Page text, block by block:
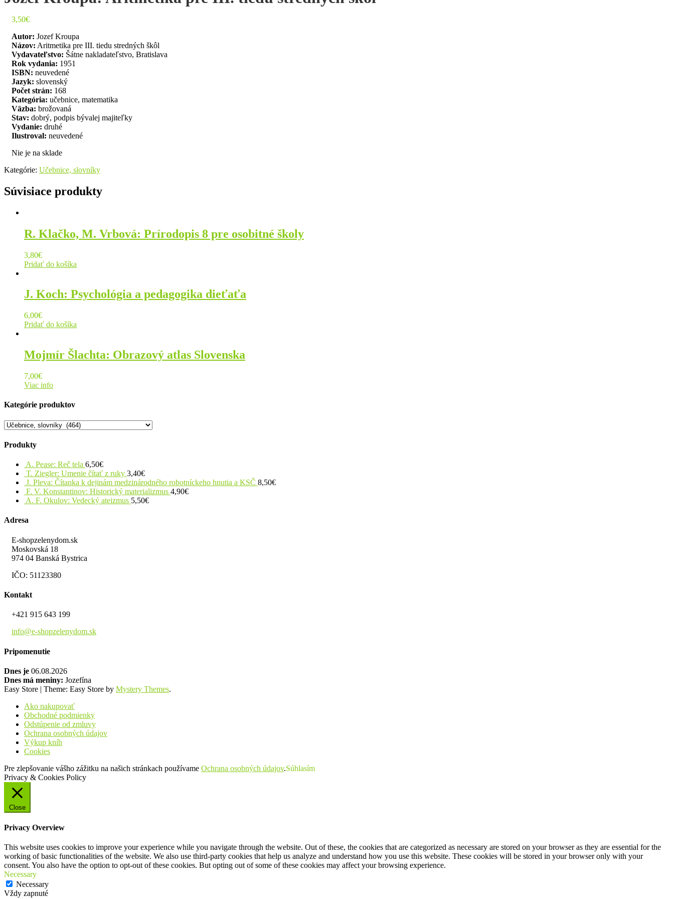
3,50€
Autor: Jozef Kroupa
Názov: Aritmetika pre III. tiedu stredných škôl
Vydavateľstvo: Šátne nakladateľstvo, Bratislava
Rok vydania: 1951
ISBN: neuvedené
Jazyk: slovenský
Počet strán: 168
Kategória: učebnice, matematika
Väzba: brožovaná
Stav: dobrý, podpis bývalej majiteľky
Vydanie: druhé
Ilustroval: neuvedené
Nie je na sklade
Kategórie: Učebnice, slovníky
Súvisiace produkty
R. Klačko, M. Vrbová: Prírodopis 8 pre osobitné školy
3,80€
Pridať do košíka
J. Koch: Psychológia a pedagogika dieťaťa
6,00€
Pridať do košíka
Mojmír Šlachta: Obrazový atlas Slovenska
7,00€
Viac info
Kategórie produktov
Produkty
A. Pease: Reč tela 6,50€
T. Ziegler: Umenie čítať z ruky 3,40€
J. Pleva: Čítanka k dejinám medzinárodného robotníckeho hnutia a KSČ 8,50€
F. V. Konstantinov: Historický materializmus 4,90€
A. F. Okulov: Vedecký ateizmus 5,50€
Adresa
E-shopzelenydom.sk
Moskovská 18
974 04 Banská Bystrica
IČO: 51123380
Kontakt
+421 915 643 199
info@e-shopzelenydom.sk
Pripomenutie
Dnes je 06.08.2026
Dnes má meniny: Jozefína
Easy Store | Theme: Easy Store by Mystery Themes.
Ako nakupovať
Obchodné podmienky
Odstúpenie od zmluvy
Ochrana osobných údajov
Výkup kníh
Cookies
Pre zlepšovanie vášho zážitku na našich stránkach používame Ochrana osobných údajov.Súhlasím
Privacy & Cookies Policy
Close
Privacy Overview
This website uses cookies to improve your experience while you navigate through the website. Out of these, the cookies that are categorized as necessary are stored on your browser as they are essential for the
working of basic functionalities of the website. We also use third-party cookies that help us analyze and understand how you use this website. These cookies will be stored in your browser only with your
consent. You also have the option to opt-out of these cookies. But opting out of some of these cookies may affect your browsing experience.
Necessary
Necessary
Vždy zapnuté